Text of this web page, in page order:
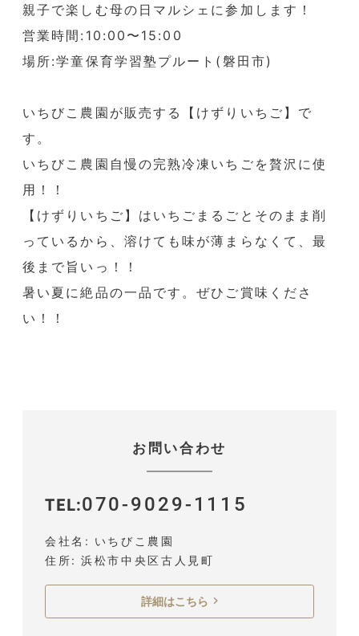
親子で楽しむ母の日マルシェに参加します！
営業時間:10:00〜15:00
場所:学童保育学習塾プルート(磐田市)
いちびこ農園が販売する【けずりいちご】で
す。
いちびこ農園自慢の完熟冷凍いちごを贅沢に使
用！！
【けずりいちご】はいちごまるごとそのまま削
っているから、溶けても味が薄まらなくて、最
後まで旨いっ！！
暑い夏に絶品の一品です。ぜひご賞味くださ
い！！
お問い合わせ
TEL 070-9029-1115
会社名
いちびこ農園
住所
浜松市中央区古人見町
詳細はこちら